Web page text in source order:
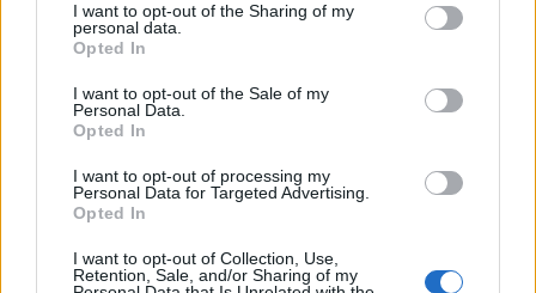
I want to opt-out of the Sharing of my
personal data.
Opted In
I want to opt-out of the Sale of my
Personal Data.
Opted In
I want to opt-out of processing my
Personal Data for Targeted Advertising.
Opted In
I want to opt-out of Collection, Use,
Retention, Sale, and/or Sharing of my
Stefano Busani
9 Giugno 2025 alle ore 10:09
Atlantic:Stefano-Busani rispondergli e solo fiato
sprecato....
9 Giugno 2025 alle ore 10:19